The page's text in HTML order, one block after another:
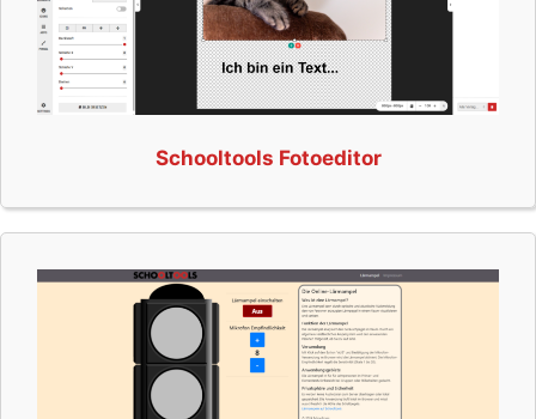
Schooltools Fotoeditor